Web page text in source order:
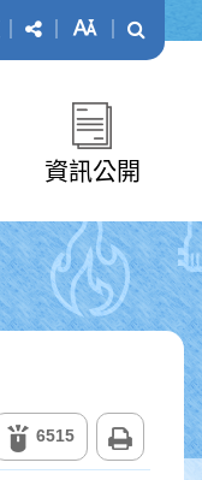
分享 字級
資訊公開
6515